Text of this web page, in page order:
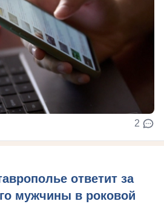
2
ответит за
мужчины в роковой